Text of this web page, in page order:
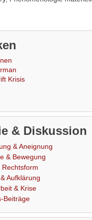
Krisis
& Diskussion
& Aneignung
& Bewegung
Rechtsform
Aufklärung
& Krise
Beiträge